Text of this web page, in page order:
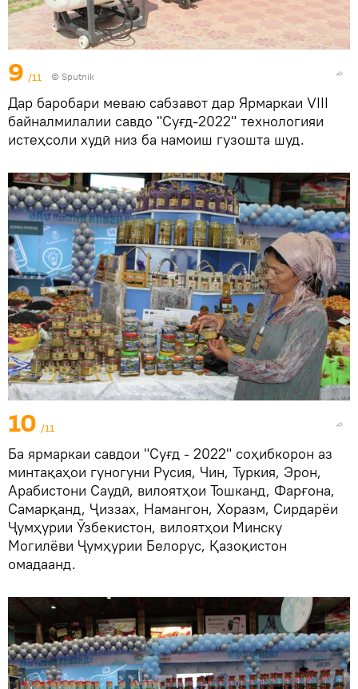
9 /11 © Sputnik
Дар баробари меваю сабзавот дар Ярмаркаи VIII
байналмилалии савдо "Суғд-2022" технологияи
истеҳсоли худӣ низ ба намоиш гузошта шуд.
10 /11
Ба ярмаркаи савдои "Суғд - 2022" соҳибкорон аз
минтақаҳои гуногуни Русия, Чин, Туркия, Эрон,
Арабистони Саудӣ, вилоятҳои Тошканд, Фарғона,
Самарқанд, Ҷиззах, Намангон, Хоразм, Сирдарёи
Ҷумҳурии Ӯзбекистон, вилоятҳои Минску
Могилёви Ҷумҳурии Белорус, Қазоқистон
омадаанд.